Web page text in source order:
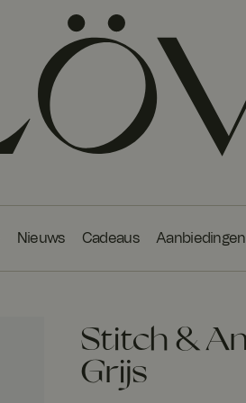
Nieuws Cadeaus Aanbiedingen
Stitch &
Grijs